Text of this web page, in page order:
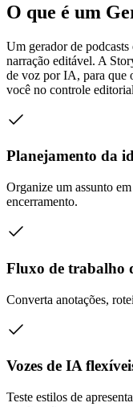
O que é um
Um gerador de
narração editável. A
de voz por IA, para que
você no controle
Planejamento da
Organize um assunto
encerramento.
Fluxo de trabalho
Converta anotações,
Vozes de IA
Teste estilos de